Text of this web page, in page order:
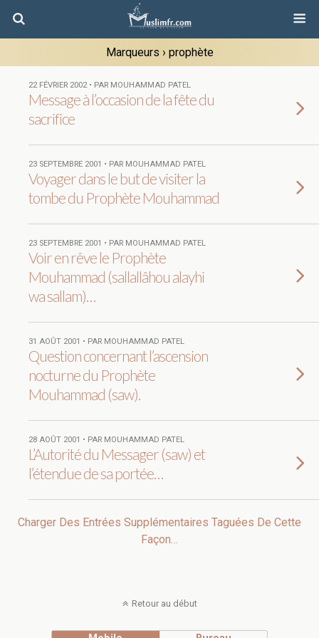
Marqueurs › prophète
22 FÉVRIER 2002 • PAR MOUHAMMAD PATEL
Message à l’occasion de la fête du
sacrifice
23 SEPTEMBRE 2001 • PAR MOUHAMMAD PATEL
Voyager dans le but de visiter la
tombe du Prophète Mouhammad
23 SEPTEMBRE 2001 • PAR MOUHAMMAD PATEL
Voir en rêve le Prophète
Mouhammad (sallallâhou alayhi
wa sallam)…
31 AOÛT 2001 • PAR MOUHAMMAD PATEL
Question concernant l’ascension
nocturne du Prophète
Mouhammad (saw).
28 AOÛT 2001 • PAR MOUHAMMAD PATEL
L’Autorité du Messager (saw) et
l’étendue de sa portée…
Charger Des Entrées Supplémentaires Taguées De Cette
Façon…
Retour au début